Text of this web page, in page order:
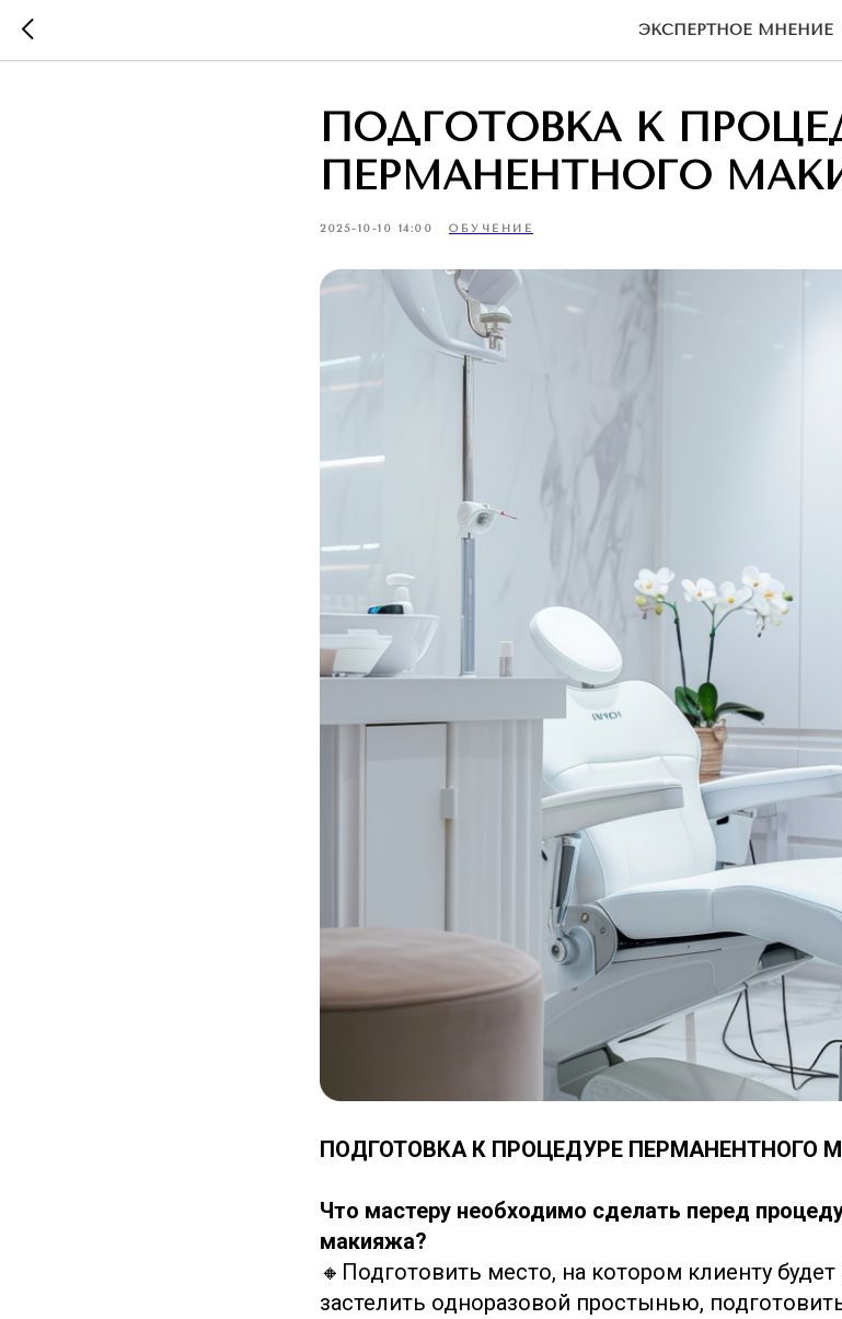
ЭКСПЕРТНОЕ МНЕНИЕ
ПОДГОТОВКА К
ПЕРМАНЕНТНОГО
2025-10-10 14:00 ОБУЧЕНИЕ
ПОДГОТОВКА К ПРОЦЕДУРЕ ПЕРМАНЕНТНОГО
Что мастеру необходимо сделать перед
макияжа?
🔸Подготовить место, на котором клиенту
застелить одноразовой простынью,